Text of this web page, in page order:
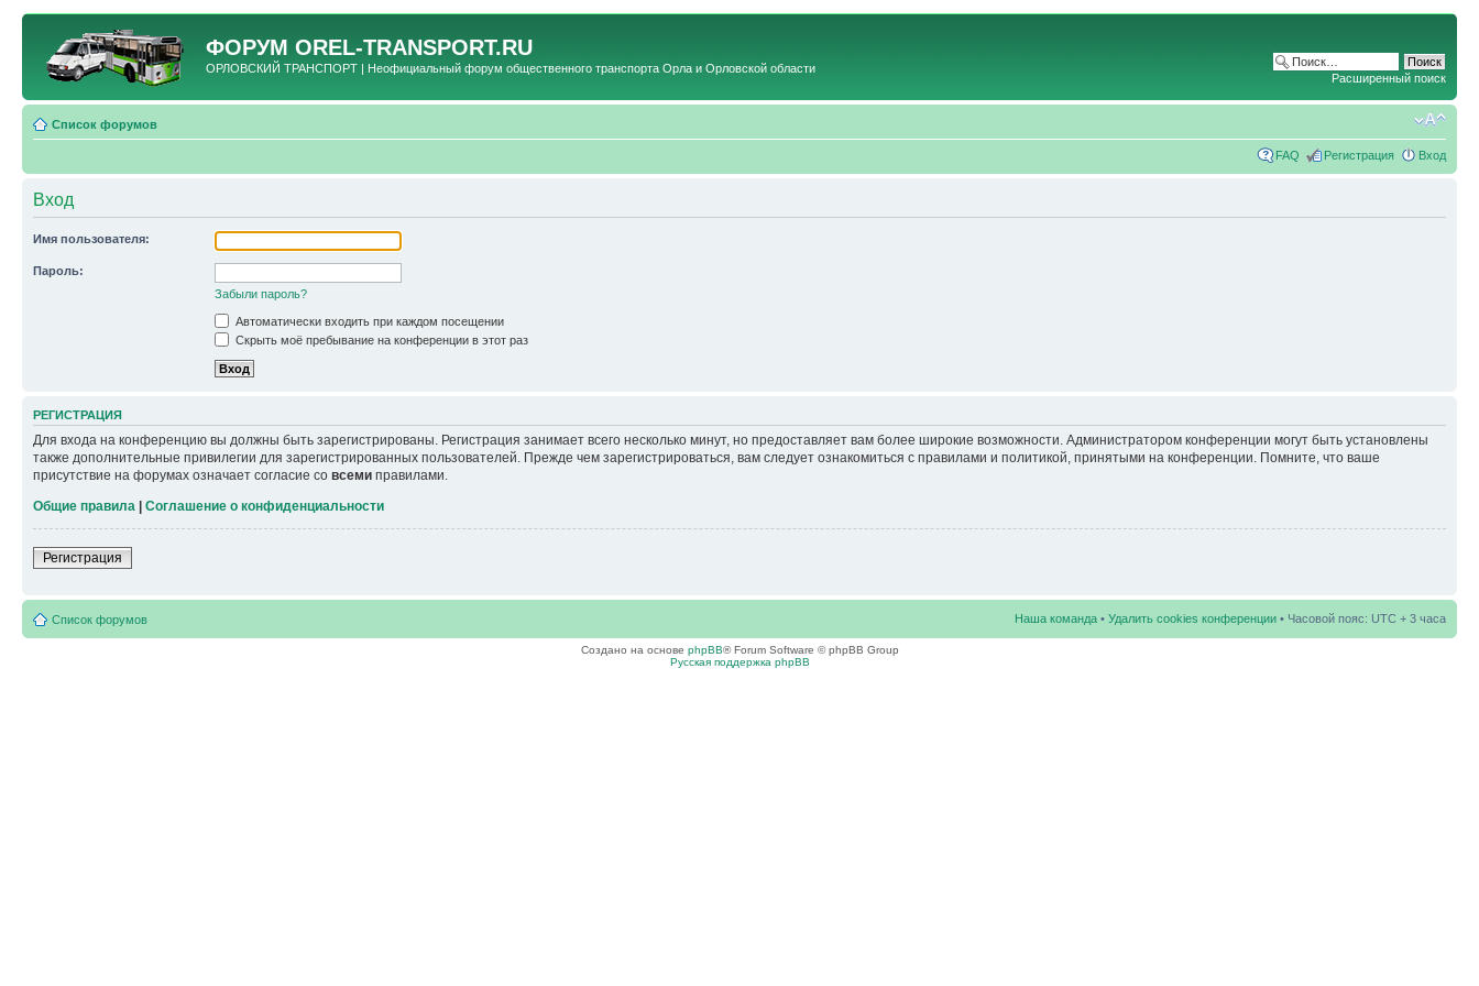
ФОРУМ OREL-TRANSPORT.RU
ОРЛОВСКИЙ ТРАНСПОРТ | Неофициальный форум общественного транспорта Орла и Орловской области
Расширенный поиск
Список форумов
FAQ Регистрация Вход
Вход
Имя пользователя:
Пароль:
Забыли пароль?
Автоматически входить при каждом посещении
Скрыть моё пребывание на конференции в этот раз
РЕГИСТРАЦИЯ
Для входа на конференцию вы должны быть зарегистрированы. Регистрация занимает всего несколько минут, но предоставляет вам более широкие возможности. Администратором конференции могут быть установлены
также дополнительные привилегии для зарегистрированных пользователей. Прежде чем зарегистрироваться, вам следует ознакомиться с правилами и политикой, принятыми на конференции. Помните, что ваше
присутствие на форумах означает согласие со всеми правилами.
Общие правила
Соглашение о конфиденциальности
Регистрация
Список форумов Наша команда • Удалить cookies конференции • Часовой пояс: UTC + 3 часа
Создано на основе phpBB® Forum Software © phpBB Group
Русская поддержка phpBB